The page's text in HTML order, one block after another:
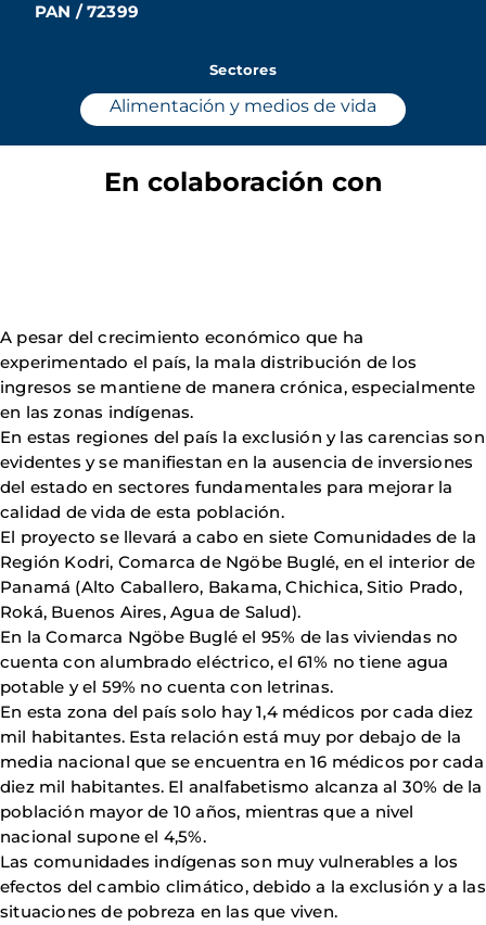
PAN / 72399
Sectores
Alimentación y medios de vida
En colaboración con
A pesar del crecimiento económico que ha
experimentado el país, la mala distribución de los
ingresos se mantiene de manera crónica, especialmente
en las zonas indígenas.
En estas regiones del país la exclusión y las carencias son
evidentes y se manifiestan en la ausencia de inversiones
del estado en sectores fundamentales para mejorar la
calidad de vida de esta población.
El proyecto se llevará a cabo en siete Comunidades de la
Región Kodri, Comarca de Ngöbe Buglé, en el interior de
Panamá (Alto Caballero, Bakama, Chichica, Sitio Prado,
Roká, Buenos Aires, Agua de Salud).
En la Comarca Ngöbe Buglé el 95% de las viviendas no
cuenta con alumbrado eléctrico, el 61% no tiene agua
potable y el 59% no cuenta con letrinas.
En esta zona del país solo hay 1,4 médicos por cada diez
mil habitantes. Esta relación está muy por debajo de la
media nacional que se encuentra en 16 médicos por cada
diez mil habitantes. El analfabetismo alcanza al 30% de la
población mayor de 10 años, mientras que a nivel
nacional supone el 4,5%.
Las comunidades indígenas son muy vulnerables a los
efectos del cambio climático, debido a la exclusión y a las
situaciones de pobreza en las que viven.